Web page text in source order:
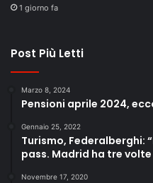
1 giorno fa
Post Più Letti
Marzo 8, 2024
Pensioni aprile 2024,
Gennaio 25, 2022
Turismo, Federalberghi:
pass. Madrid ha tre
Novembre 17, 2020